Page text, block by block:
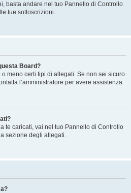
basta andare nel tuo Pannello di Controllo
tue sottoscrizioni.
Board?
meno certi tipi di allegati. Se non sei sicuro
l’amministratore per avere assistenza.
te caricati, vai nel tuo Pannello di Controllo
sezione degli allegati.